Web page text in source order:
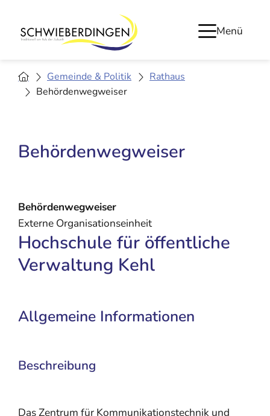
Menü
Gemeinde & Politik
Rathaus
Behördenwegweiser
Behördenwegweiser
Behördenwegweiser
Externe Organisationseinheit
Hochschule für öffentliche
Verwaltung Kehl
Allgemeine Informationen
Beschreibung
Das Zentrum für Kommunikationstechnik und